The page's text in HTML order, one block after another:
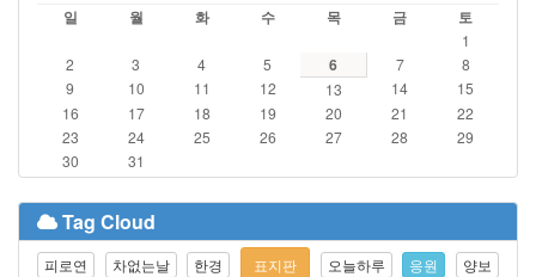
일 월 화 수 목 금 토
1
2
3 4 5 6 7
8
9
10 11 12 13 14
15
16
17 18 19 20 21
22
23
24 25 26 27 28
29
30
31
Tag Cloud
피로연 차없는날 한경 표지판 오늘하루 응원
양보